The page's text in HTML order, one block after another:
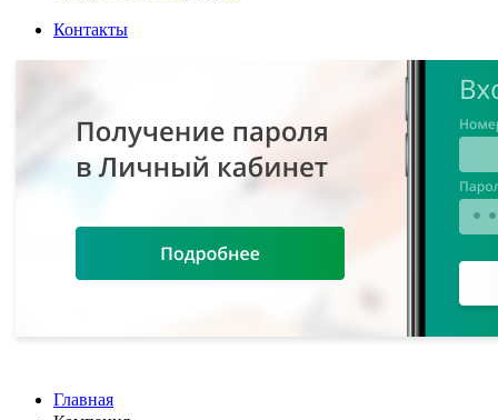
Контакты
Главная